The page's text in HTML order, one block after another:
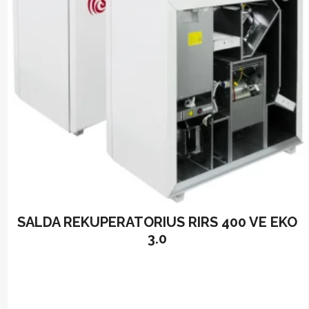
SALDA REKUPERATORIUS RIRS 400 VE EKO
3.0